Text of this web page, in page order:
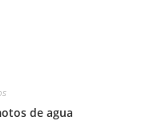
de agua